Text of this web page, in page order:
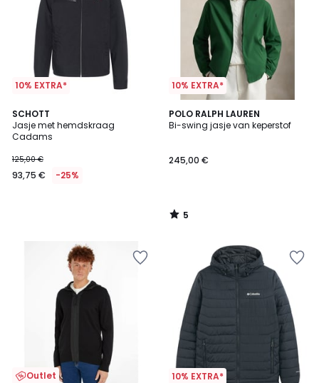
10% EXTRA*
SCHOTT
Jasje met hemdskraag
Cadams
125,00 €
93,75 € -25%
10% EXTRA*
POLO RALPH LAUREN
Bi-swing jasje van keperstof
245,00 €
5
/
5
/
Outlet 10% EXTRA*